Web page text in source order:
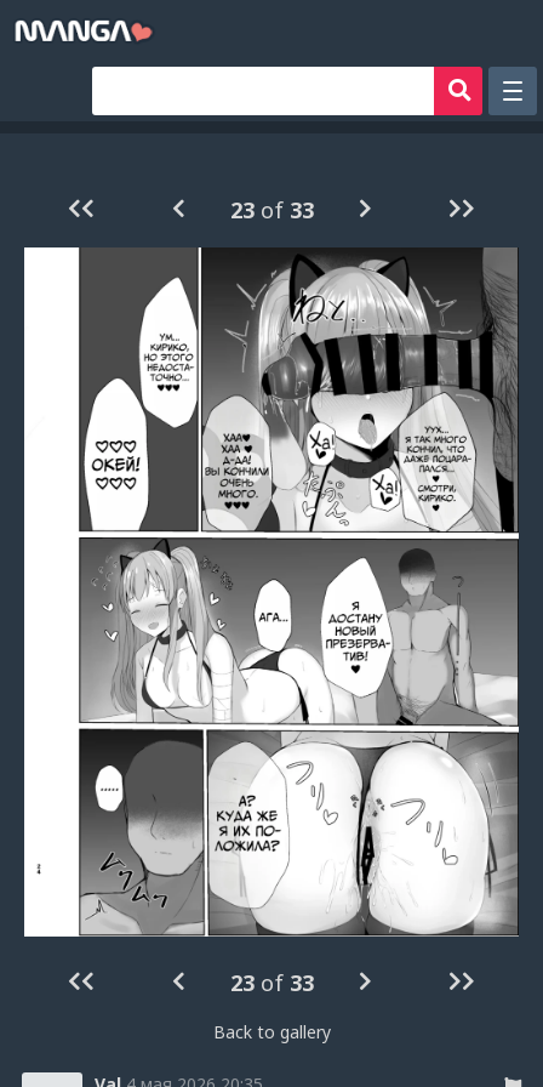
Аниме хентай
Сборники манги
Sign in
Register
23 of 33
23 of 33
Back to gallery